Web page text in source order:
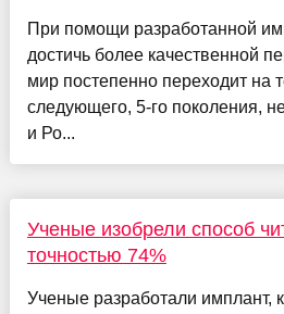
При помощи разработанной
достичь более качественной
мир постепенно переходит на
следующего, 5-го поколения,
и Ро...
Ученые изобрели способ
точностью 74%
Ученые разработали имплант,